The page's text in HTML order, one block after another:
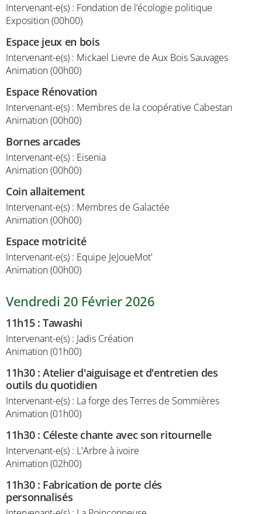
Intervenant-e(s) : Fondation de l’écologie politique
Exposition (00h00)
Espace jeux en bois
Intervenant-e(s) : Mickael Lievre de Aux Bois Sauvages
Animation (00h00)
Espace Rénovation
Intervenant-e(s) : Membres de la coopérative Cabestan
Animation (00h00)
Bornes arcades
Intervenant-e(s) : Eisenia
Animation (00h00)
Coin allaitement
Intervenant-e(s) : Membres de Galactée
Animation (00h00)
Espace motricité
Intervenant-e(s) : Equipe JeJoueMot'
Animation (00h00)
Vendredi 20 Février 2026
11h15:Tawashi
Intervenant-e(s) : Jadis Création
Animation (01h00)
11h30:Atelier d'aiguisage et d'entretien des
outils du quotidien
Intervenant-e(s) : La forge des Terres de Sommières
Animation (01h00)
11h30: Céleste chante avec son ritournelle
Intervenant-e(s) : L'Arbre à ivoire
Animation (02h00)
11h30: Fabrication de porte clés
personnalisés